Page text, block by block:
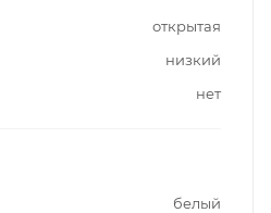
открытая
низкий
нет
белый